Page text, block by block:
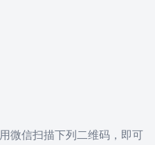
微信扫描下列二维码，即可